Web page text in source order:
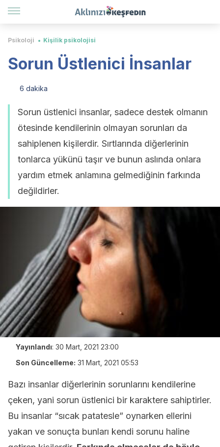
Psikoloji Kişilik psikolojisi
Sorun Üstlenici İnsanlar
6 dakika
Sorun üstlenici insanlar, sadece destek olmanın
ötesinde kendilerinin olmayan sorunları da
sahiplenen kişilerdir. Sırtlarında diğerlerinin
tonlarca yükünü taşır ve bunun aslında onlara
yardım etmek anlamına gelmediğinin farkında
değildirler.
Yayınlandı: 30 Mart, 2021 23:00
Son Güncelleme: 31 Mart, 2021 05:53
Bazı insanlar diğerlerinin sorunlarını kendilerine
çeken, yani sorun üstlenici bir karaktere sahiptirler.
Bu insanlar “sıcak patatesle” oynarken ellerini
yakan ve sonuçta bunları kendi sorunu haline